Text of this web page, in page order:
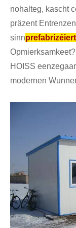
nohalteg, kascht
präzent
sinn
HOISS
modernen